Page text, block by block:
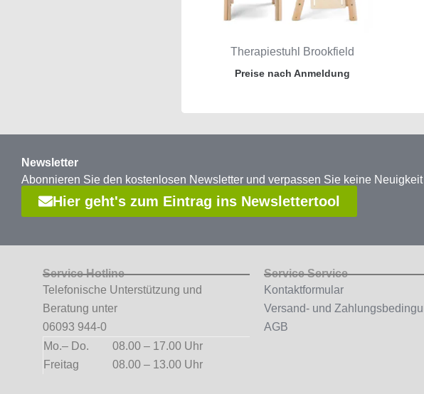
Therapiestuhl Brookfield
Preise nach Anmeldung
Newsletter
Abonnieren Sie den kostenlosen Newsletter und verpassen Sie keine
Hier geht's zum Eintrag ins Newslettertool
Service Hotline
Telefonische Unterstützung und
Beratung unter
06093 944-0
Mo.– Do.
08.00 – 17.00 Uhr
Freitag
08.00 – 13.00 Uhr
Service Service
Kontaktformular
Versand- und
AGB